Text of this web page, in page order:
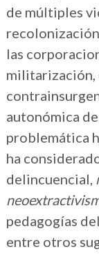
de múltiples
las
militarización,
autonómica
problemática
ha
delincuencial,
pedagogías
entre otros